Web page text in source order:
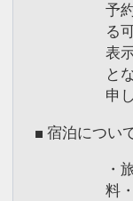
予
る
表
と
申
■ 宿泊につい
・
料